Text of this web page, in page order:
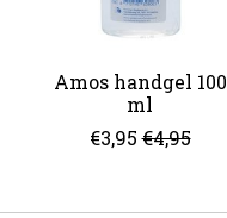
Amos handgel 100
ml
€3,95 €4,95